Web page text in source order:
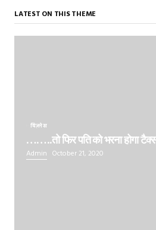
LATEST ON THIS THEME
बिज़नेस
……..तो फिर पति को भरना होगा
Admin October 21, 2020